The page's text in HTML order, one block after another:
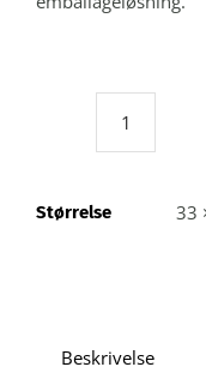
Størrelse:
Størrelse 33
Beskrivelse